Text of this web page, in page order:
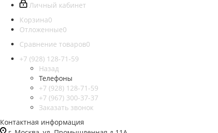
Личный кабинет
Корзина0
Отложенные0
Сравнение товаров0
+7 (928) 128-71-59
Назад
Телефоны
+7 (928) 128-71-59
+7 (967) 300-37-37
Заказать звонок
Контактная информация